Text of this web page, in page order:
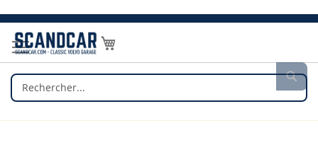
Allez
au
contenu
Mon panier